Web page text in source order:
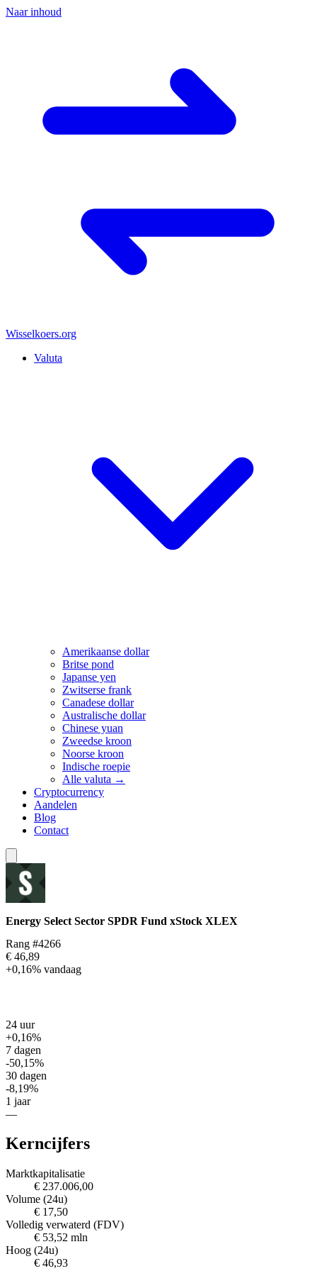
Naar inhoud
Wisselkoers.org
Valuta
Amerikaanse dollar
Britse pond
Japanse yen
Zwitserse frank
Canadese dollar
Australische dollar
Chinese yuan
Zweedse kroon
Noorse kroon
Indische roepie
Alle valuta →
Cryptocurrency
Aandelen
Blog
Contact
Energy Select Sector SPDR Fund xStock XLEX
Rang #4266
€ 46,89
+0,16% vandaag
24 uur
+0,16%
7 dagen
-50,15%
30 dagen
-8,19%
1 jaar
—
Kerncijfers
Marktkapitalisatie
€ 237.006,00
Volume (24u)
€ 17,50
Volledig verwaterd (FDV)
€ 53,52 mln
Hoog (24u)
€ 46,93